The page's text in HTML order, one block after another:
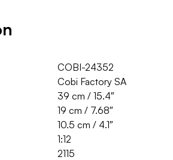
COBI-24352
Cobi Factory SA
39 cm / 15.4″
19 cm / 7.68″
10.5 cm / 4.1″
1:12
2115